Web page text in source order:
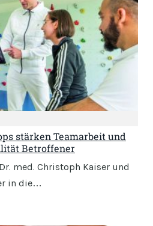
stärken Teamarbeit und
Betroffener
med. Christoph Kaiser und
in die…